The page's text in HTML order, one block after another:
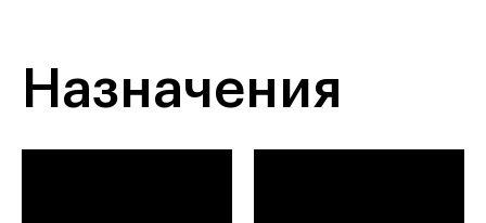
Назначения